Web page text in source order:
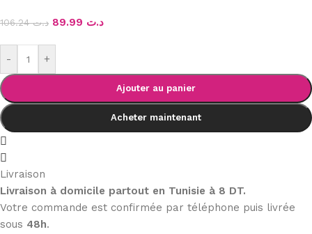
د.ت106.24 د.ت
- +
Ajouter au panier
Acheter maintenant
Livraison
Livraison à domicile partout en Tunisie à 8 DT.
Votre commande est confirmée par téléphone puis livrée
sous 48h.